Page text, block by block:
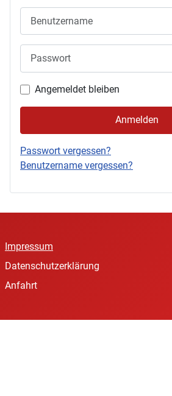
Angemeldet bleiben
Anmelden
Passwort vergessen?
Benutzername vergessen?
Impressum
Datenschutzerklärung
Anfahrt